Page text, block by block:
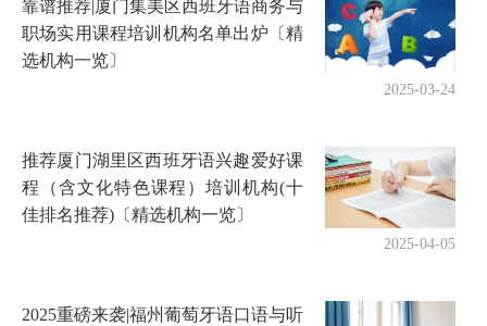
靠谱推荐|厦门集美区西班牙语商务与
职场实用课程培训机构名单出炉〔精
选机构一览〕
2025-03-24
推荐厦门湖里区西班牙语兴趣爱好课
程（含文化特色课程）培训机构(十
佳排名推荐)〔精选机构一览〕
2025-04-05
2025重磅来袭|福州葡萄牙语口语与听